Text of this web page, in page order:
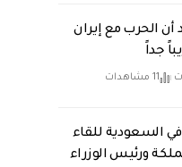
أن الحرب مع إيران
جداً
11 مشاهدات
في السعودية للقاء
ورئيس الوزراء